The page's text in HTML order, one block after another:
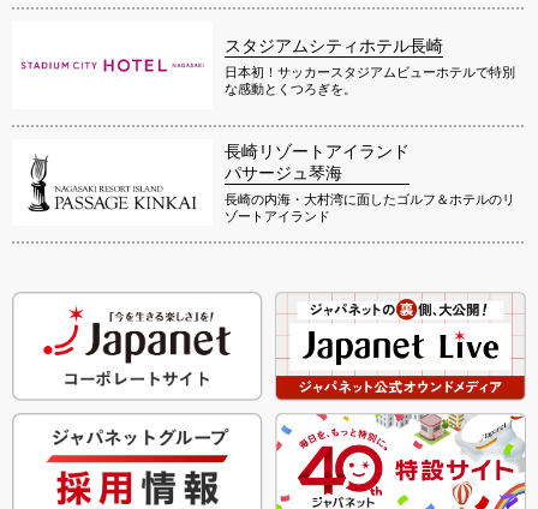
スタジアムシティホテル長崎
日本初！サッカースタジアムビューホテルで特別
な感動とくつろぎを。
長崎リゾートアイランド
パサージュ琴海
長崎の内海・大村湾に面したゴルフ＆ホテルのリ
ゾートアイランド